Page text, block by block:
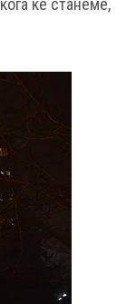
ќе станеме,